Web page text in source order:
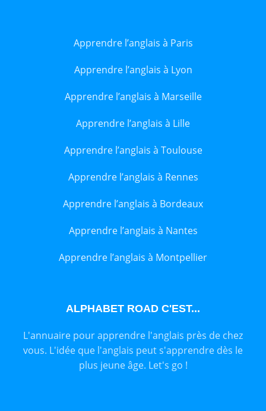
Apprendre l’anglais à Paris
Apprendre l’anglais à Lyon
Apprendre l’anglais à Marseille
Apprendre l’anglais à Lille
Apprendre l’anglais à Toulouse
Apprendre l’anglais à Rennes
Apprendre l’anglais à Bordeaux
Apprendre l’anglais à Nantes
Apprendre l’anglais à Montpellier
ALPHABET ROAD C'EST...
L'annuaire pour apprendre l'anglais près de chez
vous. L'idée que l'anglais peut s'apprendre dès le
plus jeune âge. Let's go !